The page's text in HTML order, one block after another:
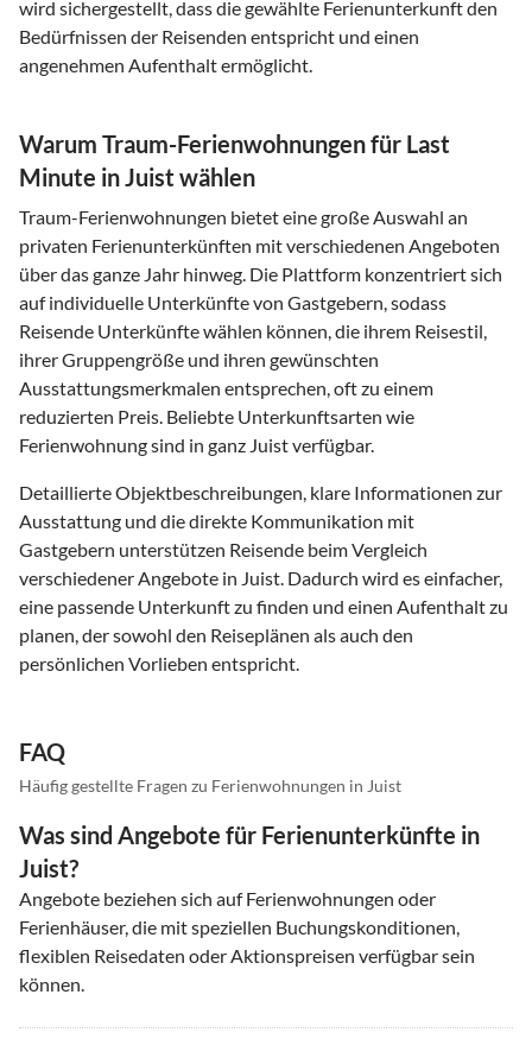
wird sichergestellt, dass die gewählte Ferienunterkunft den
Bedürfnissen der Reisenden entspricht und einen
angenehmen Aufenthalt ermöglicht.
Warum Traum-Ferienwohnungen für Last
Minute in Juist wählen
Traum-Ferienwohnungen bietet eine große Auswahl an
privaten Ferienunterkünften mit verschiedenen Angeboten
über das ganze Jahr hinweg. Die Plattform konzentriert sich
auf individuelle Unterkünfte von Gastgebern, sodass
Reisende Unterkünfte wählen können, die ihrem Reisestil,
ihrer Gruppengröße und ihren gewünschten
Ausstattungsmerkmalen entsprechen, oft zu einem
reduzierten Preis. Beliebte Unterkunftsarten wie
Ferienwohnung sind in ganz Juist verfügbar.
Detaillierte Objektbeschreibungen, klare Informationen zur
Ausstattung und die direkte Kommunikation mit
Gastgebern unterstützen Reisende beim Vergleich
verschiedener Angebote in Juist. Dadurch wird es einfacher,
eine passende Unterkunft zu finden und einen Aufenthalt zu
planen, der sowohl den Reiseplänen als auch den
persönlichen Vorlieben entspricht.
FAQ
Häufig gestellte Fragen zu Ferienwohnungen in Juist
Was sind Angebote für Ferienunterkünfte in
Juist?
Angebote beziehen sich auf Ferienwohnungen oder
Ferienhäuser, die mit speziellen Buchungskonditionen,
flexiblen Reisedaten oder Aktionspreisen verfügbar sein
können.